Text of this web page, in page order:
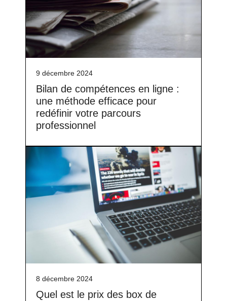
9 décembre 2024
Bilan de compétences en ligne :
une méthode efficace pour
redéfinir votre parcours
professionnel
8 décembre 2024
Quel est le prix des box de